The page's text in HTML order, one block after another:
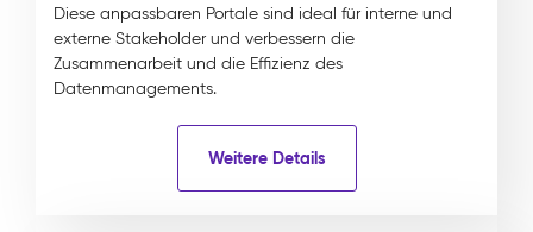
Diese anpassbaren Portale sind ideal für interne und
externe Stakeholder und verbessern die
Zusammenarbeit und die Effizienz des
Datenmanagements.
Weitere Details